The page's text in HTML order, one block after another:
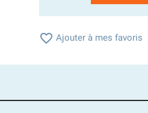
 Ajouter à mes favoris